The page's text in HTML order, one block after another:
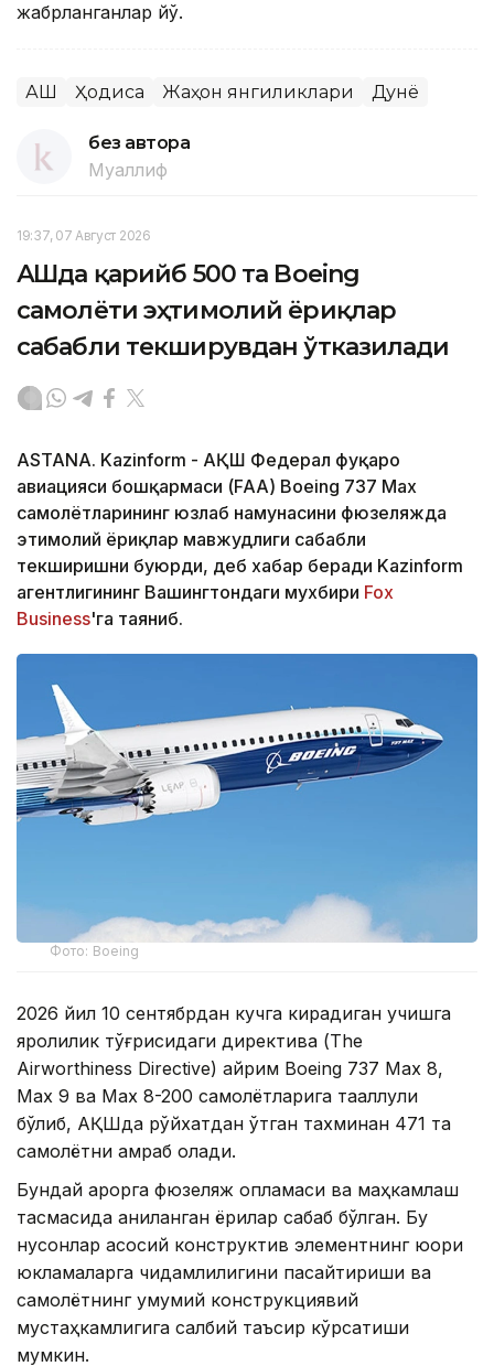
жабрланганлар йўқ.
АҚШ Ҳодиса Жаҳон янгиликлари Дунё
без автора
Муаллиф
19:37, 07 Август 2026
АҚШда қарийб 500 та Boeing
самолёти эҳтимолий ёриқлар
сабабли текширувдан ўтказилади
ASTANA. Kazinform - АҚШ Федерал фуқаро
авиацияси бошқармаси (FAA) Boeing 737 Max
самолётларининг юзлаб намунасини фюзеляжда
эҳтимолий ёриқлар мавжудлиги сабабли
текширишни буюрди, деб хабар беради Kazinform
агентлигининг Вашингтондаги мухбири Fox
Business'га таяниб.
Фото: Boeing
2026 йил 10 сентябрдан кучга кирадиган учишга
яроқлилик тўғрисидаги директива (The
Airworthiness Directive) айрим Boeing 737 Max 8,
Max 9 ва Max 8-200 самолётларига тааллуқли
бўлиб, АҚШда рўйхатдан ўтган тахминан 471 та
самолётни қамраб олади.
Бундай қарорга фюзеляж қопламаси ва маҳкамлаш
тасмасида аниқланган ёриқлар сабаб бўлган. Бу
нуқсонлар асосий конструктив элементнинг юқори
юкламаларга чидамлилигини пасайтириши ва
самолётнинг умумий конструкциявий
мустаҳкамлигига салбий таъсир кўрсатиши
мумкин.